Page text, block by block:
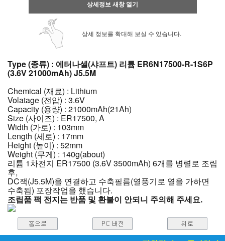
상세정보 새창 열기
상세 정보를 확대해 보실 수 있습니다.
Type (종류) : 에터나셀(샤프트) 리튬 ER6N17500-R-1S6P
(3.6V 21000mAh) J5.5M
Chemical (재료) : Lithium
Volatage (전압) : 3.6V
Capacity (용량) : 21000mAh(21Ah)
Size (사이즈) : ER17500, A
Width (가로) : 103mm
Length (세로) : 17mm
Height (높이) : 52mm
Weight (무게) : 140g(about)
리튬 1차전지 ER17500 (3.6V 3500mAh) 6개를 병렬로 조립
후,
DC잭(J5.5M)을 연결하고 수축필름(열풍기로 열을 가하면
수축됨) 포장작업을 했습니다.
조립품 팩 전지는 반품 및 환불이 안되니 주의해 주세요.